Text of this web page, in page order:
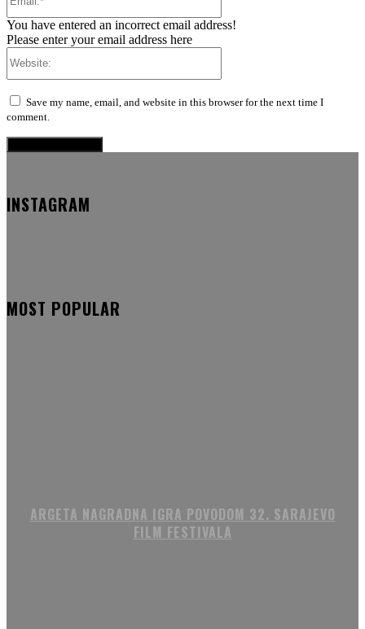
You have entered an incorrect email address!
Please enter your email address here
Save my name, email, and website in this browser for the next time I
comment.
INSTAGRAM
MOST POPULAR
ARGETA NAGRADNA IGRA POVODOM 32. SARAJEVO
FILM FESTIVALA